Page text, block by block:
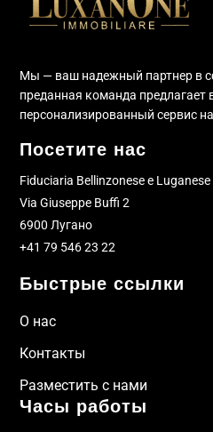
Мы — ваш надежный партнер в
преданная команда предлагает
персонализированный сервис
Посетите нас
Fiduciaria Bellinzonese e Luganese
Via Giuseppe Buffi 2
6900 Лугано
+41 79 546 23 22
Быстрые ссылки
О нас
Контакты
Разместить с нами
Часы работы